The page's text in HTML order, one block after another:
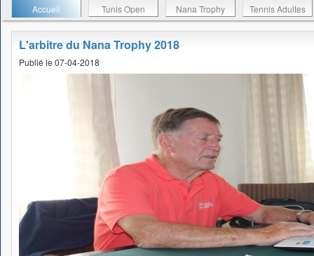
Accueil Tunis Open Nana Trophy Tennis Adultes
L'arbitre du Nana Trophy 2018
Publié le 07-04-2018